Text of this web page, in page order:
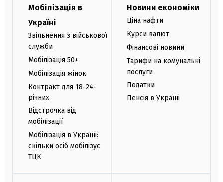
Мобілізація в
Україні
Звільнення з військової
служби
Мобілізація 50+
Мобілізація жінок
Контракт для 18-24-
річних
Відстрочка від
мобілізації
Мобілізація в Україні:
скільки осіб мобілізує
ТЦК
Новини економіки
Ціна нафти
Курси валют
Фінансові новини
Тарифи на комунальні
послуги
Податки
Пенсія в Україні